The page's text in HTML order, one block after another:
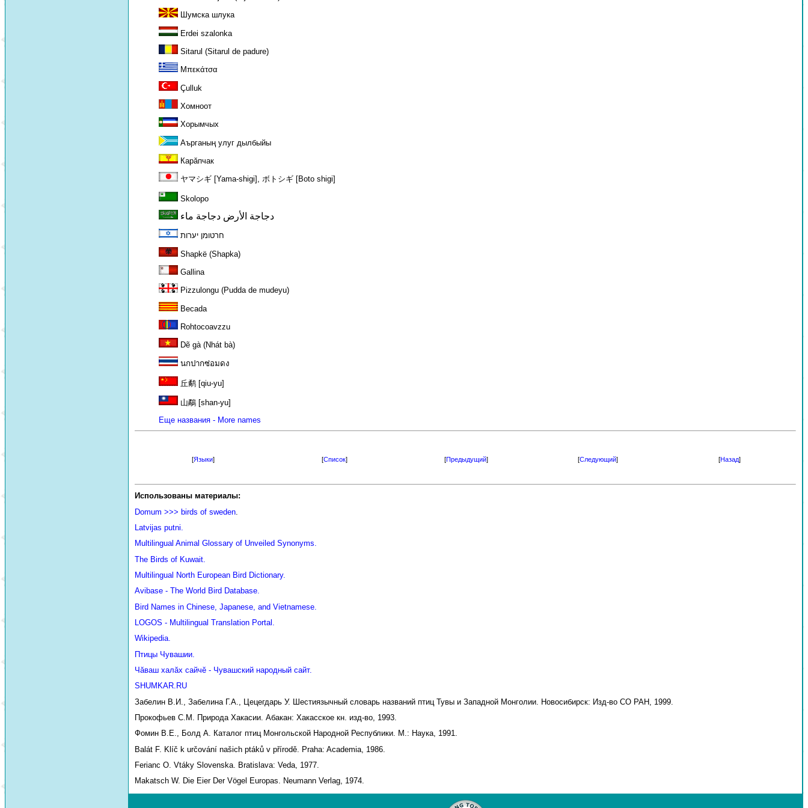
Шумска шлука
Erdei szalonka
Sitarul (Sitarul de padure)
Μπεκάτσα
Çulluk
Хомноот
Хорымчых
Аърганың улуг дылбыйы
Карăпчак
ヤマシギ [Yama-shigi], ボトシギ [Boto shigi]
Skolopo
دجاجة الأرض دجاجة ماء
חרטומן יערות
Shapkë (Shapka)
Gallina
Pizzulongu (Pudda de mudeyu)
Becada
Rohtocoavzzu
Dẽ gà (Nhát bà)
นกปากซ่อมดง
丘鹬 [qiu-yu]
山鷸 [shan-yu]
Еще названия - More names
[Языки] [Список] [Предыдущий] [Следующий] [Назад]
Использованы материалы:
Domum >>> birds of sweden
Latvijas putni.
Multilingual Animal Glossary of Unveiled Synonyms.
The Birds of Kuwait.
Multilingual North European Bird Dictionary.
Avibase - The World Bird Database.
Bird Names in Chinese, Japanese, and Vietnamese.
LOGOS - Multilingual Translation Portal.
Wikipedia.
Птицы Чувашии.
Чăваш халăх сайчĕ - Чувашский народный сайт.
SHUMKAR.RU
Забелин В.И., Забелина Г.А., Цецегдарь У. Шестиязычный словарь названий птиц Тувы и Западной Монголии. Новосибирск: Изд-во СО РАН, 1999.
Прокофьев С.М. Природа Хакасии. Абакан: Хакасское кн. изд-во, 1993.
Фомин В.Е., Болд А. Каталог птиц Монгольской Народной Республики. М.: Наука, 1991.
Balát F. Klíč k určování našich ptáků v přírodě. Praha: Academia, 1986.
Ferianc O. Vtáky Slovenska. Bratislava: Veda, 1977.
Makatsch W. Die Eier Der Vögel Europas. Neumann Verlag, 1974.